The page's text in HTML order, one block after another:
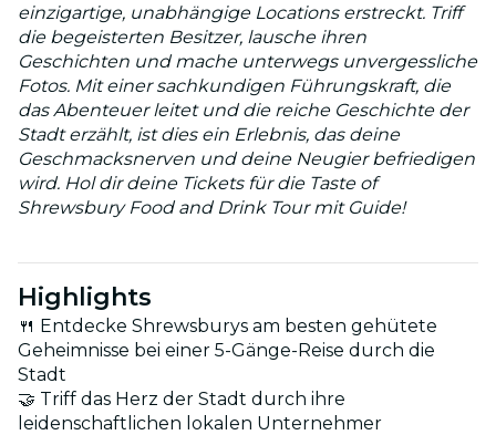
einzigartige, unabhängige Locations erstreckt. Triff
die begeisterten Besitzer, lausche ihren
Geschichten und mache unterwegs unvergessliche
Fotos. Mit einer sachkundigen Führungskraft, die
das Abenteuer leitet und die reiche Geschichte der
Stadt erzählt, ist dies ein Erlebnis, das deine
Geschmacksnerven und deine Neugier befriedigen
wird. Hol dir deine Tickets für die Taste of
Shrewsbury Food and Drink Tour mit Guide!
Highlights
🍴 Entdecke Shrewsburys am besten gehütete
Geheimnisse bei einer 5-Gänge-Reise durch die
Stadt
🤝 Triff das Herz der Stadt durch ihre
leidenschaftlichen lokalen Unternehmer